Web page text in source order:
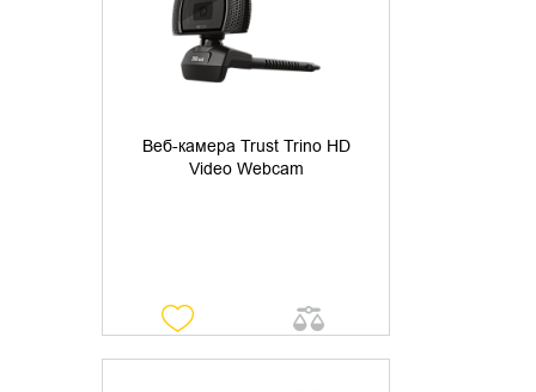
Веб-камера Trust Trino HD
Video Webcam